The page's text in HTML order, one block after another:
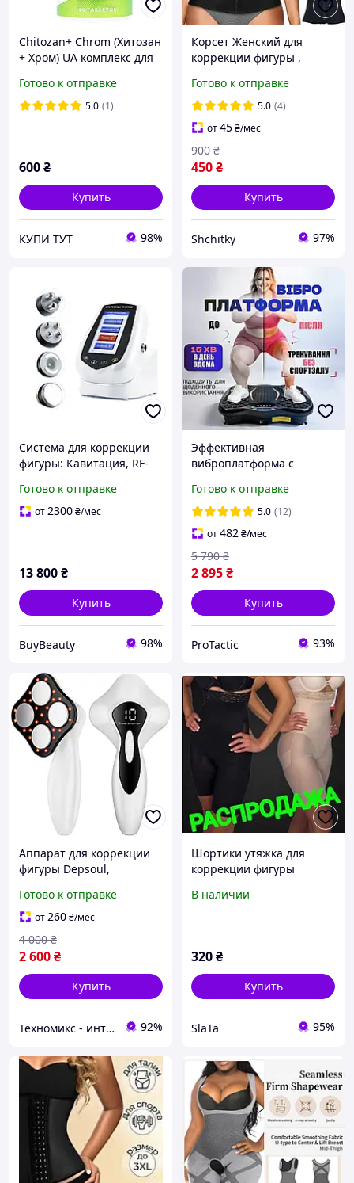
Chitozan+ Chrom (Хитозан
+ Хром) UA комплекс для
коррекции фигуры
Готово к отправке
5.0 (1)
600₴
Купить
КУПИ ТУТ 98%
Корсет Женский для
коррекции фигуры ,
эффектом сауны Мадонна
Готово к отправке
5.0 (4)
от45₴/мес
450₴
900 ₴
Купить
Shchitky 97%
Система для коррекции
фигуры: Кавитация, RF-
массаж ВuyВeauty LW-126
Готово к отправке
от2300₴/мес
13 800₴
Купить
BuyBeauty 98%
Эффективная
виброплатформа с
реабилитации,
Виброплатформа для
коррекции фигуры с
дистан
Готово к отправке
5.0 (12)
от482₴/мес
2 895₴
5 790 ₴
Купить
ProTactic 93%
Аппарат для коррекции
фигуры Depsoul,
массажер от целлюлита
Готово к отправке
от260₴/мес
2 600₴
4 000 ₴
Купить
Техномикс - интернет - магазин качественной техники, электроники и других товаров для дома и работы 92%
Шортики утяжка для
коррекции фигуры
чёрный, бежевый
В наличии
320₴
Купить
SlaTa 95%